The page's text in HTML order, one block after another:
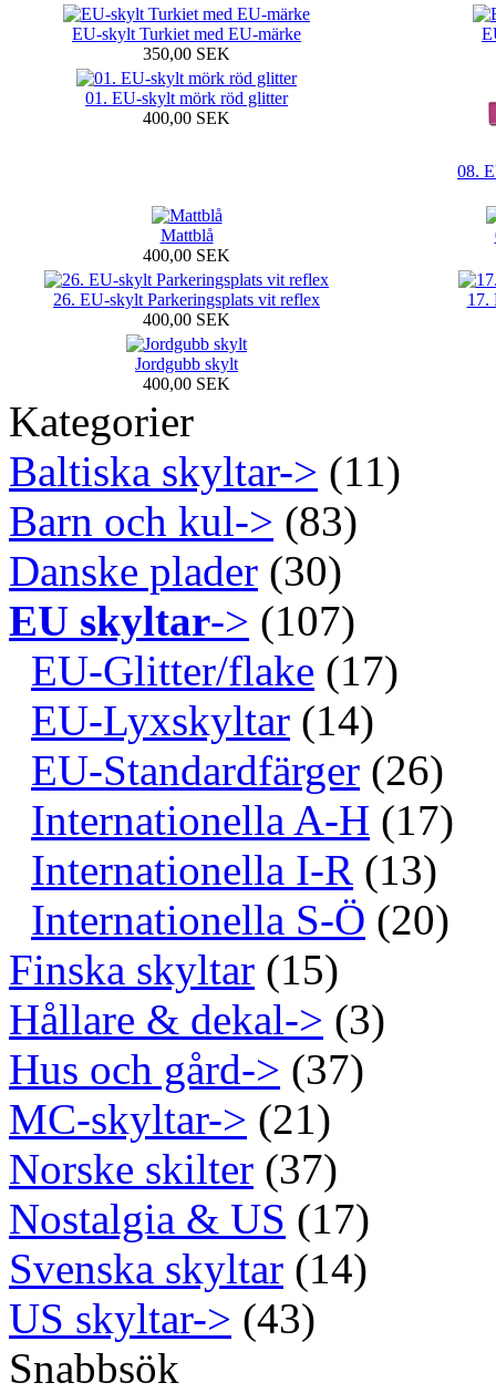
EU-skylt Turkiet med EU-märke
350,00 SEK
01. EU-skylt mörk röd glitter
400,00 SEK
08.
Mattblå
400,00 SEK
26. EU-skylt Parkeringsplats vit reflex
400,00 SEK
17.
Jordgubb skylt
400,00 SEK
Kategorier
Baltiska skyltar-> (11)
Barn och kul-> (83)
Danske plader (30)
EU skyltar-> (107)
EU-Glitter/flake (17)
EU-Lyxskyltar (14)
EU-Standardfärger (26)
Internationella A-H (17)
Internationella I-R (13)
Internationella S-Ö (20)
Finska skyltar (15)
Hållare & dekal-> (3)
Hus och gård-> (37)
MC-skyltar-> (21)
Norske skilter (37)
Nostalgia & US (17)
Svenska skyltar (14)
US skyltar-> (43)
Snabbsök